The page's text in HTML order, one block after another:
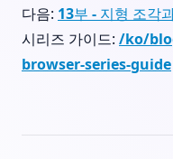
다음: 13부 - 지형 조각
시리즈 가이드: /ko/
browser-series-guide